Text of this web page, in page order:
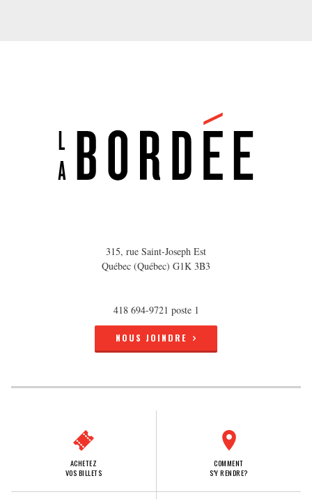
315, rue Saint-Joseph Est
Québec (Québec) G1K 3B3
418 694-9721 poste 1
NOUS JOINDRE
ACHETEZ
VOS BILLETS
COMMENT
S'Y RENDRE?